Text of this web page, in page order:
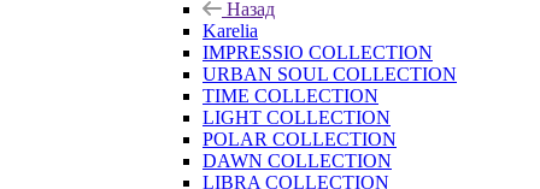
Назад
Karelia
IMPRESSIO COLLECTION
URBAN SOUL COLLECTION
TIME COLLECTION
LIGHT COLLECTION
POLAR COLLECTION
DAWN COLLECTION
LIBRA COLLECTION